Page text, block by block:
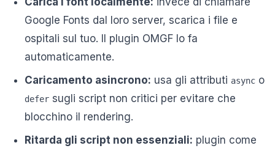
Google Fonts dal loro server, scarica i file e
ospitali sul tuo. Il plugin OMGF lo fa
automaticamente.
Caricamento asincrono: usa gli attributi async o
defer sugli script non critici per evitare che
blocchino il rendering.
Ritarda gli script non essenziali: plugin come